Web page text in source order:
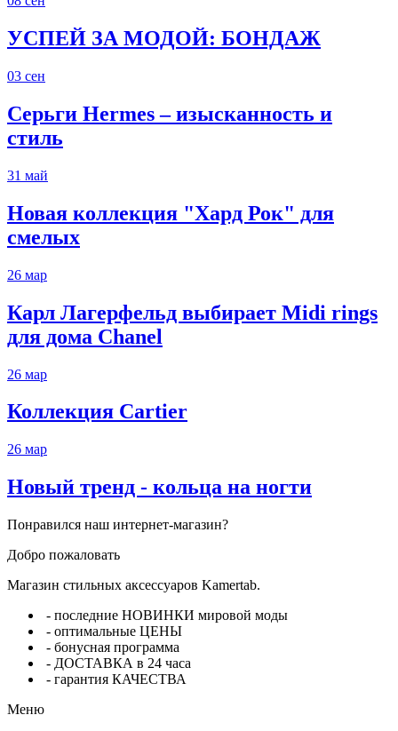
УСПЕЙ ЗА МОДОЙ: БОНДАЖ
03 сен
Серьги Hermes – изысканность и
стиль
31 май
Новая коллекция "Хард Рок" для
смелых
26 мар
Карл Лагерфельд выбирает Midi rings
для дома Chanel
26 мар
Коллекция Cartier
26 мар
Новый тренд - кольца на ногти
Понравился наш интернет-магазин?
Добро пожаловать
Магазин стильных аксессуаров Kamertab.
- последние НОВИНКИ мировой моды
- оптимальные ЦЕНЫ
- бонусная программа
- ДОСТАВКА в 24 часа
- гарантия КАЧЕСТВА
Меню